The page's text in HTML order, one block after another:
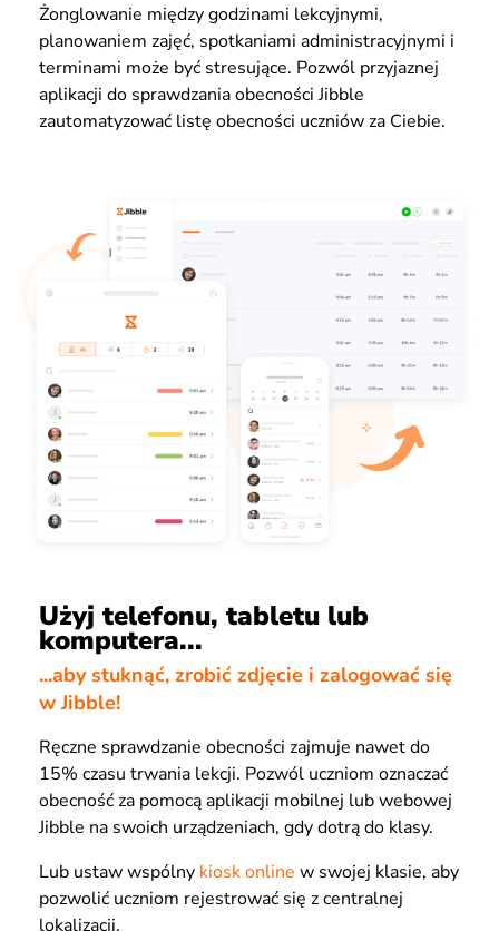
Żonglowanie między godzinami lekcyjnymi,
planowaniem zajęć, spotkaniami administracyjnymi i
terminami może być stresujące. Pozwól przyjaznej
aplikacji do sprawdzania obecności Jibble
zautomatyzować listę obecności uczniów za Ciebie.
Użyj telefonu, tabletu lub
komputera...
...aby stuknąć, zrobić zdjęcie i zalogować się
w Jibble!
Ręczne sprawdzanie obecności zajmuje nawet do
15% czasu trwania lekcji. Pozwól uczniom oznaczać
obecność za pomocą aplikacji mobilnej lub webowej
Jibble na swoich urządzeniach, gdy dotrą do klasy.
Lub ustaw wspólny kiosk online w swojej klasie, aby
pozwolić uczniom rejestrować się z centralnej
lokalizacji.